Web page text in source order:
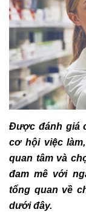
Được đánh giá
cơ hội việc
quan tâm và
đam mê với
tổng quan về
dưới đây.